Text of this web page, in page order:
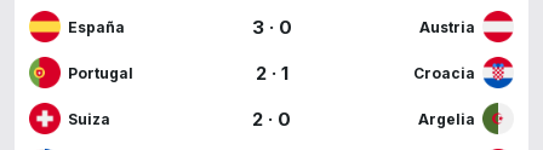
España 3 · 0 Austria
Portugal 2 · 1 Croacia
Suiza 2 · 0 Argelia